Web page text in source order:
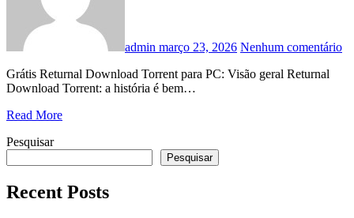
admin março 23, 2026 Nenhum comentário
Grátis Returnal Download Torrent para PC: Visão geral Returnal
Download Torrent: a história é bem…
Read More
Pesquisar
Pesquisar
Recent Posts